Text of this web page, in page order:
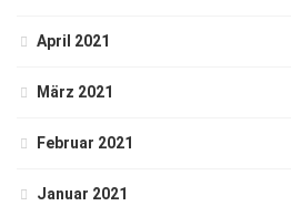
April 2021
März 2021
Februar 2021
Januar 2021